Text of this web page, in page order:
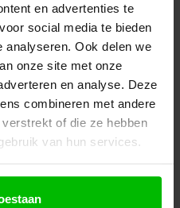
en advertenties te
social media te bieden
analyseren. Ook delen we
onze site met onze
en analyse. Deze
combineren met andere
of die ze hebben
van hun services.